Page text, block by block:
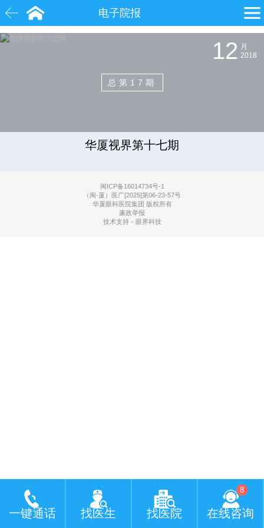
电子院报
飞秒激光
眼底病
2018
12 月
总第17期
华厦视界第十七期
闽ICP备16014734号-1
（闽-厦）医广[2025]第06-23-57号
华厦眼科医院集团 版权所有
廉政举报
技术支持－眼界科技
一键通话 找医生 找医院
8
在线咨询